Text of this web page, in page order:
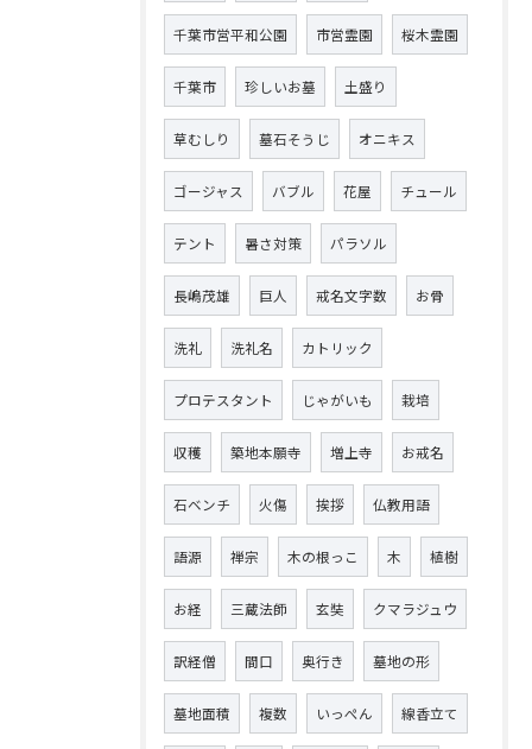
千葉市営平和公園 市営霊園 桜木霊園
千葉市 珍しいお墓 土盛り
草むしり 墓石そうじ オニキス
ゴージャス バブル 花屋 チュール
テント 暑さ対策 パラソル
長嶋茂雄 巨人 戒名文字数 お骨
洗礼 洗礼名 カトリック
プロテスタント じゃがいも 栽培
収穫 築地本願寺 増上寺 お戒名
石ベンチ 火傷 挨拶 仏教用語
語源 禅宗 木の根っこ 木 植樹
お経 三蔵法師 玄奘 クマラジュウ
訳経僧 間口 奥行き 墓地の形
墓地面積 複数 いっぺん 線香立て